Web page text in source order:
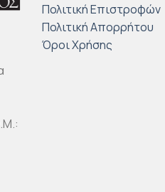
Πολιτική Επιστροφών
Πολιτική Απορρήτου
Όροι Χρήσης